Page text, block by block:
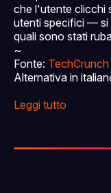
che l'utente clicchi
utenti specifici — si
quali sono stati
~
Fonte: TechCrunch
Alternativa in
Leggi tutto